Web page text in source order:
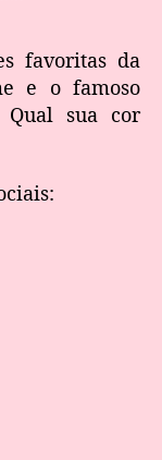
favoritas da
e o famoso
Qual sua cor